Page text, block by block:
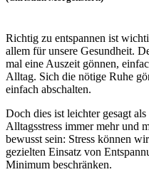
Richtig zu entspannen ist
allem für unsere Gesundheit.
mal eine Auszeit gönnen,
Alltag. Sich die nötige Ruhe
einfach abschalten.
Doch dies ist leichter gesagt
Alltagsstress immer mehr und
bewusst sein: Stress können
gezielten Einsatz von
Minimum beschränken.